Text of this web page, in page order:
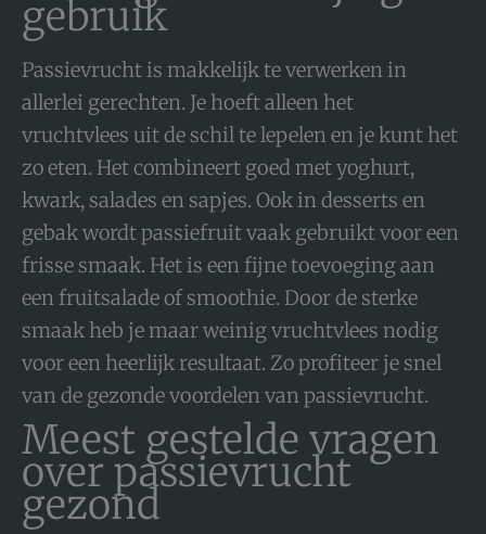
gebruik
Passievrucht is makkelijk te verwerken in
allerlei gerechten. Je hoeft alleen het
vruchtvlees uit de schil te lepelen en je kunt het
zo eten. Het combineert goed met yoghurt,
kwark, salades en sapjes. Ook in desserts en
gebak wordt passiefruit vaak gebruikt voor een
frisse smaak. Het is een fijne toevoeging aan
een fruitsalade of smoothie. Door de sterke
smaak heb je maar weinig vruchtvlees nodig
voor een heerlijk resultaat. Zo profiteer je snel
van de gezonde voordelen van passievrucht.
Meest gestelde vragen
over passievrucht
gezond